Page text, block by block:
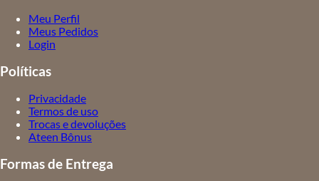
Meu Perfil
Meus Pedidos
Login
Políticas
Privacidade
Termos de uso
Trocas e devoluções
Ateen Bônus
Formas de Entrega